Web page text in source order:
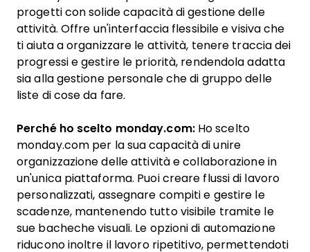
progetti con solide capacità di gestione delle
attività. Offre un'interfaccia flessibile e visiva che
ti aiuta a organizzare le attività, tenere traccia dei
progressi e gestire le priorità, rendendola adatta
sia alla gestione personale che di gruppo delle
liste di cose da fare.
Perché ho scelto monday.com:Ho scelto
monday.com per la sua capacità di unire
organizzazione delle attività e collaborazione in
un'unica piattaforma. Puoi creare flussi di lavoro
personalizzati, assegnare compiti e gestire le
scadenze, mantenendo tutto visibile tramite le
sue bacheche visuali. Le opzioni di automazione
riducono inoltre il lavoro ripetitivo, permettendoti